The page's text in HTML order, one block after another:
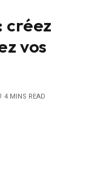
créez
vos
4 MINS READ